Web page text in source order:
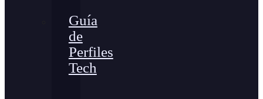
Guía
de
Perfiles
Tech